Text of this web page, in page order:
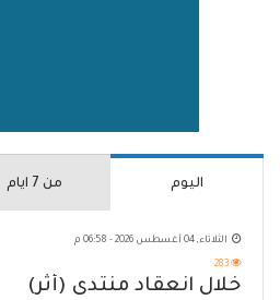
اليوم من 7 ايام
الثلاثاء, 04 أغسطس 2026 - 06:58 م
283
خلال انعقاد منتدى (أثر)